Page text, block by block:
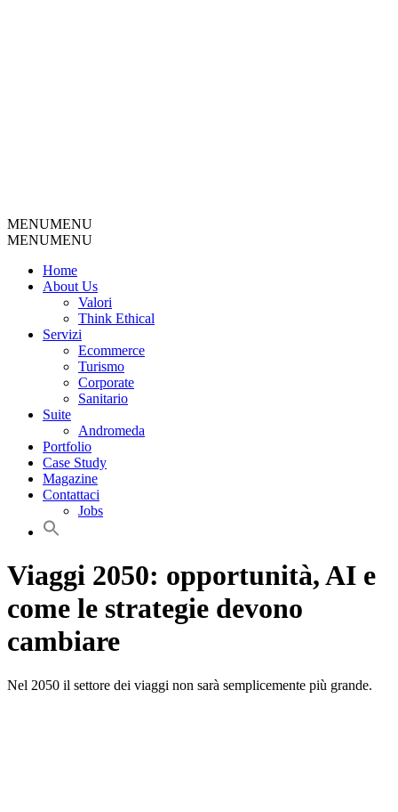
MENUMENU
MENUMENU
Home
About Us
Valori
Think Ethical
Servizi
Ecommerce
Turismo
Corporate
Sanitario
Suite
Andromeda
Portfolio
Case Study
Magazine
Contattaci
Jobs
Viaggi 2050: opportunità, AI e
come le strategie devono
cambiare
Nel 2050 il settore dei viaggi non sarà semplicemente più grande.